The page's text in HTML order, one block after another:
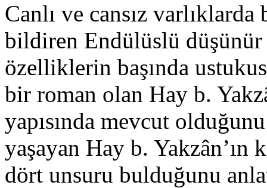
Canlı ve cansız
bildiren Endü­lüslü
özelliklerin başında
bir roman olan Hay b.
yapısında mevcut
yaşa­yan Hay b.
dört unsuru bulduğunu